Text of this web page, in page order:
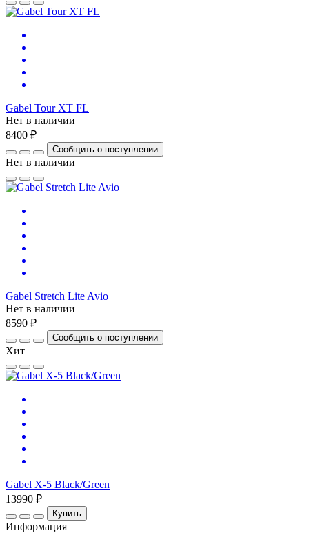
Gabel Tour XT FL
Нет в наличии
8400 ₽
Сообщить о поступлении
Нет в наличии
Gabel Stretch Lite Avio
Нет в наличии
8590 ₽
Сообщить о поступлении
Хит
Gabel X-5 Black/Green
13990 ₽
Купить
Информация